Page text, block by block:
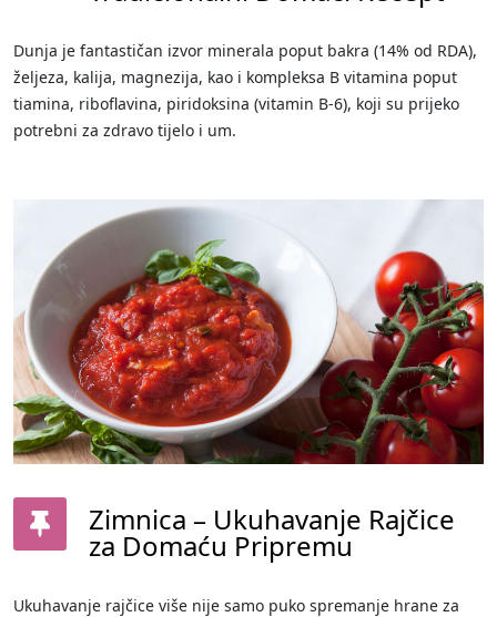
Dunja je fantastičan izvor minerala poput bakra (14% od RDA),
željeza, kalija, magnezija, kao i kompleksa B vitamina poput
tiamina, riboflavina, piridoksina (vitamin B-6), koji su prijeko
potrebni za zdravo tijelo i um.
Zimnica – Ukuhavanje Rajčice
za Domaću Pripremu
Ukuhavanje rajčice više nije samo puko spremanje hrane za